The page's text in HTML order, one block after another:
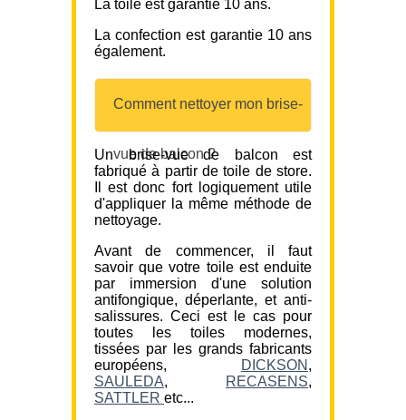
La toile est garantie 10 ans.
La confection est garantie 10 ans
également.
Comment nettoyer mon brise-
vue de balcon ?
Un brise-vue de balcon est
fabriqué à partir de toile de store.
Il est donc fort logiquement utile
d'appliquer la même méthode de
nettoyage.
Avant de commencer, il faut
savoir que votre toile est enduite
par immersion d'une solution
antifongique, déperlante, et anti-
salissures. Ceci est le cas pour
toutes les toiles modernes,
tissées par les grands fabricants
européens,
DICKSON ,
SAULEDA, RECASENS,
SATTLER etc...